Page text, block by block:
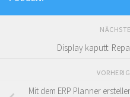
Display kaputt:
Mit dem ERP Planner